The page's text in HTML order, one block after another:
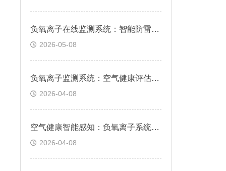
负氧离子在线监测系统：智能防雷防潮设计，雷雨高湿环境稳定运行
2026-05-08
负氧离子监测系统：空气健康评估的智能化科学平台
2026-04-08
空气健康智能感知：负氧离子系统，实时监测环境清新度
2026-04-08